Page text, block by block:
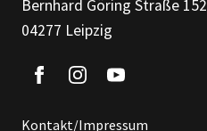
Bernhard Göring Straße 152
04277 Leipzig
Kontakt/Impressum